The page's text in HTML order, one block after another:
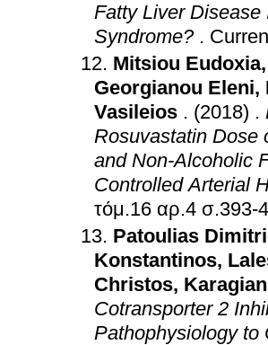
Fatty Liver
Syndrome? .
Mitsiou Eudoxia
Georgianou Eleni,
Vasileios . (2018) .
Rosuvastatin Dose
and Non-Alcoholic
Controlled Arterial
τόμ.16 αρ.4
Patoulias
Konstantinos,
Christos,
Cotransporter 2
Pathophysiology to